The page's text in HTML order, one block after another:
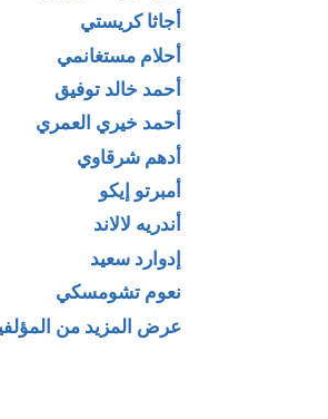
أجاثا كريستي
أحلام مستغانمي
أحمد خالد توفيق
أحمد خيري العمري
أدهم شرقاوي
أمبرتو إيكو
أندريه لالاند
إدوارد سعيد
نعوم تشومسكي
عرض المزيد من